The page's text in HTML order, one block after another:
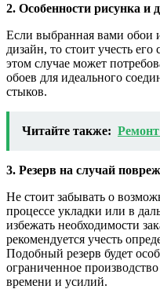
2. Особенности рисунка и
Если выбранная вами
дизайн, то стоит учесть
этом случае может
обоев для идеального
стыков.
Читайте также:
3. Резерв на случай
Не стоит забывать о
процессе укладки или в
избежать необходимости
рекомендуется учесть
Подобный резерв будет
ограниченное
времени и усилий.